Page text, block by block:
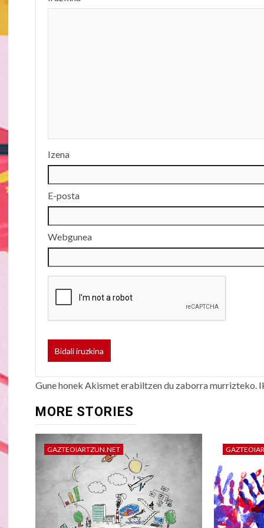
Izena
E-posta
Webgunea
Gune honek Akismet erabiltzen du zaborra murrizteko.
MORE STORIES
GAZTEOIARTZUN.NET